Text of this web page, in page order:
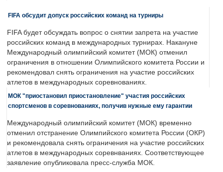
FIFA обсудит допуск российских команд на турниры
FIFA будет обсуждать вопрос о снятии запрета на участие
российских команд в международных турнирах. Накануне
Международный олимпийский комитет (МОК) отменил
ограничения в отношении Олимпийского комитета России и
рекомендовал снять ограничения на участие российских
атлетов в международных соревнованиях.
МОК "приостановил приостановление" участия российских
спортсменов в соревнованиях, получив нужные ему гарантии
Международный олимпийский комитет (МОК) временно
отменил отстранение Олимпийского комитета России (ОКР)
и рекомендовала снять ограничения на участие российских
атлетов в международных соревнваниях. Соответствующее
заявление опубликовала пресс-служба МОК.